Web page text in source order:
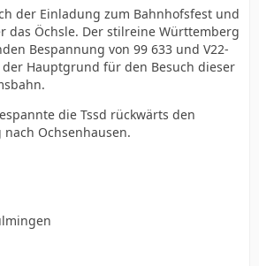
der Einladung zum Bahnhofsfest und
das Öchsle. Der stilreine Württemberg
Bespannung von 99 633 und V22-
Hauptgrund für den Besuch dieser
die Tssd rückwärts den
Ochsenhausen.